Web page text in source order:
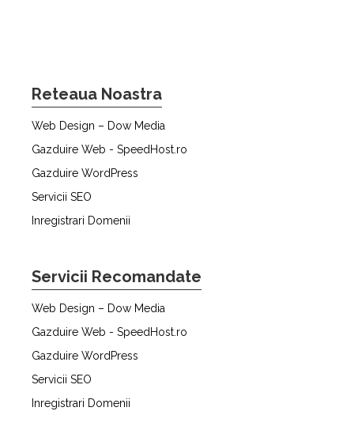
Reteaua Noastra
Web Design – Dow Media
Gazduire Web - SpeedHost.ro
Gazduire WordPress
Servicii SEO
Inregistrari Domenii
Servicii Recomandate
Web Design – Dow Media
Gazduire Web - SpeedHost.ro
Gazduire WordPress
Servicii SEO
Inregistrari Domenii